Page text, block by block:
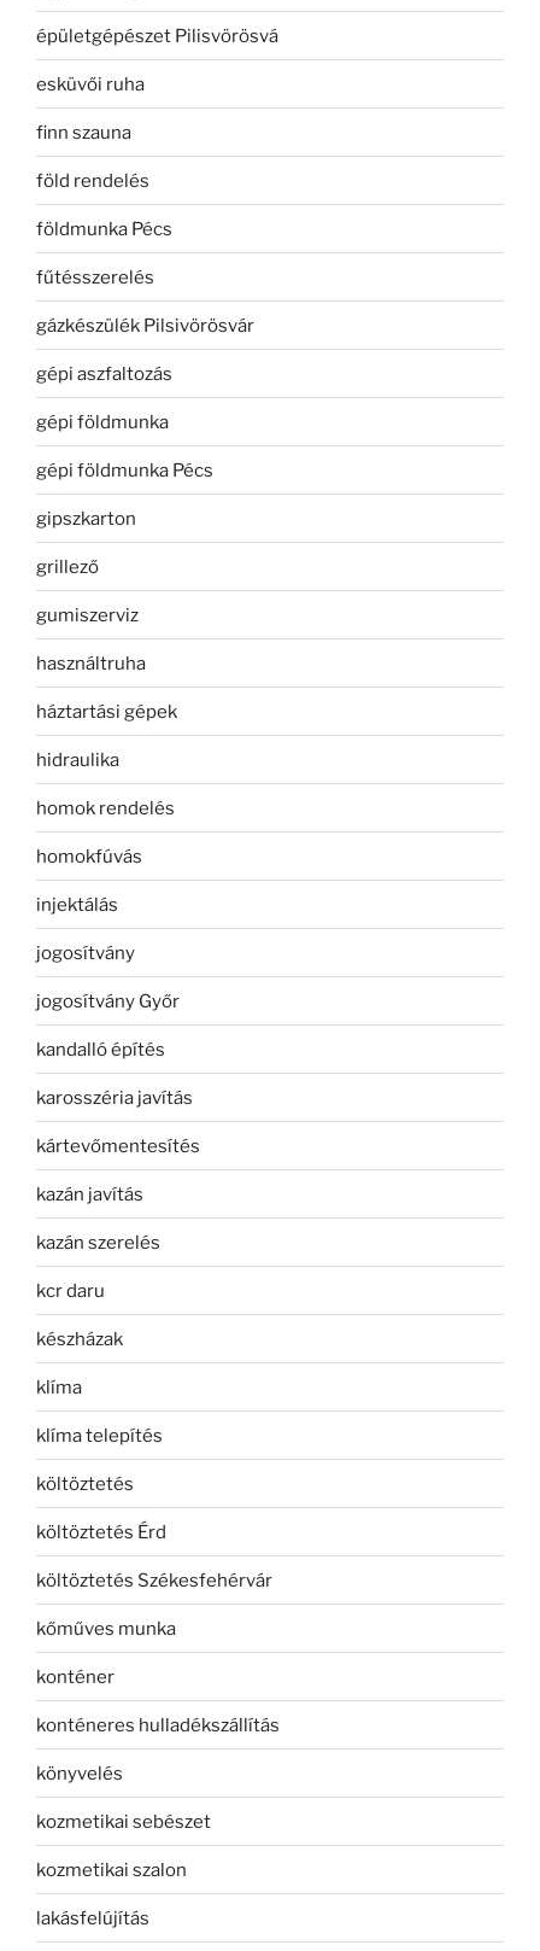
épületgépészet Pilisvörösvá
esküvői ruha
finn szauna
föld rendelés
földmunka Pécs
fűtésszerelés
gázkészülék Pilsivörösvár
gépi aszfaltozás
gépi földmunka
gépi földmunka Pécs
gipszkarton
grillező
gumiszerviz
használtruha
háztartási gépek
hidraulika
homok rendelés
homokfúvás
injektálás
jogosítvány
jogosítvány Győr
kandalló építés
karosszéria javítás
kártevőmentesítés
kazán javítás
kazán szerelés
kcr daru
készházak
klíma
klíma telepítés
költöztetés
költöztetés Érd
költöztetés Székesfehérvár
kőműves munka
konténer
konténeres hulladékszállítás
könyvelés
kozmetikai sebészet
kozmetikai szalon
lakásfelújítás